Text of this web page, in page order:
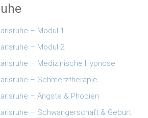
– Modul 1
– Modul 2
– Medizinische Hypnose
– Schmerztherapie
– Ängste & Phobien
– Schwangerschaft & Geburt